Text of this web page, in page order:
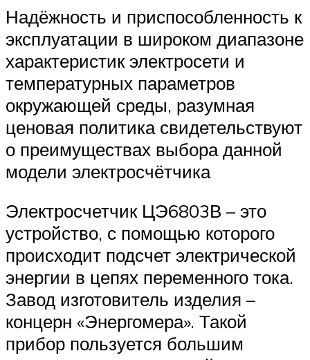
Надёжность и приспособленность к
эксплуатации в широком диапазоне
характеристик электросети и
температурных параметров
окружающей среды, разумная
ценовая политика свидетельствуют
о преимуществах выбора данной
модели электросчётчика
Электросчетчик ЦЭ6803В – это
устройство, с помощью которого
происходит подсчет электрической
энергии в цепях переменного тока.
Завод изготовитель изделия –
концерн «Энергомера». Такой
прибор пользуется большим